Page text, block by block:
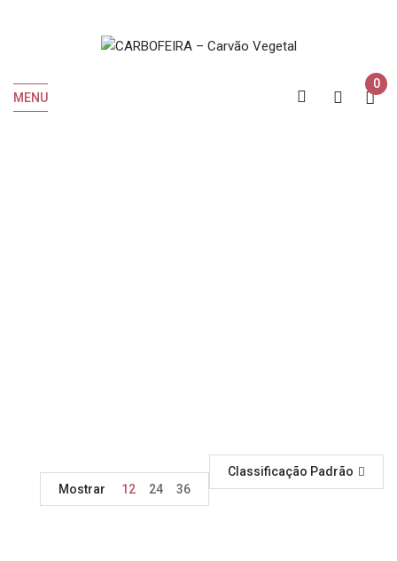
MENU
0
Classificação Padrão
Mostrar
12 24 36